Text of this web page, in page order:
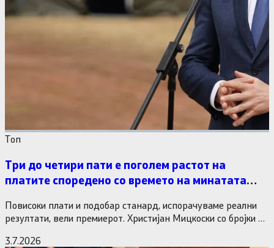
Tоп
Три до четири пати е поголем растот на
платите споредено со времето на минатата
Повисоки плати и подобар станард, испорачуваме реални
резултати, вели премиерот. Христијан Мицкоски со бројки и
3.7.2026